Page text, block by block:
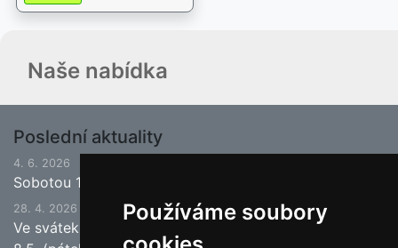
Používáme soubory
Naše nabídka
Poslední aktuality
4. 6. 2026
Sobotou 13.6.2026 bude ukončena jarní sezona.
28. 4. 2026
Ve svátek 1.5. (pátek) bude naše prodejna zavřena a